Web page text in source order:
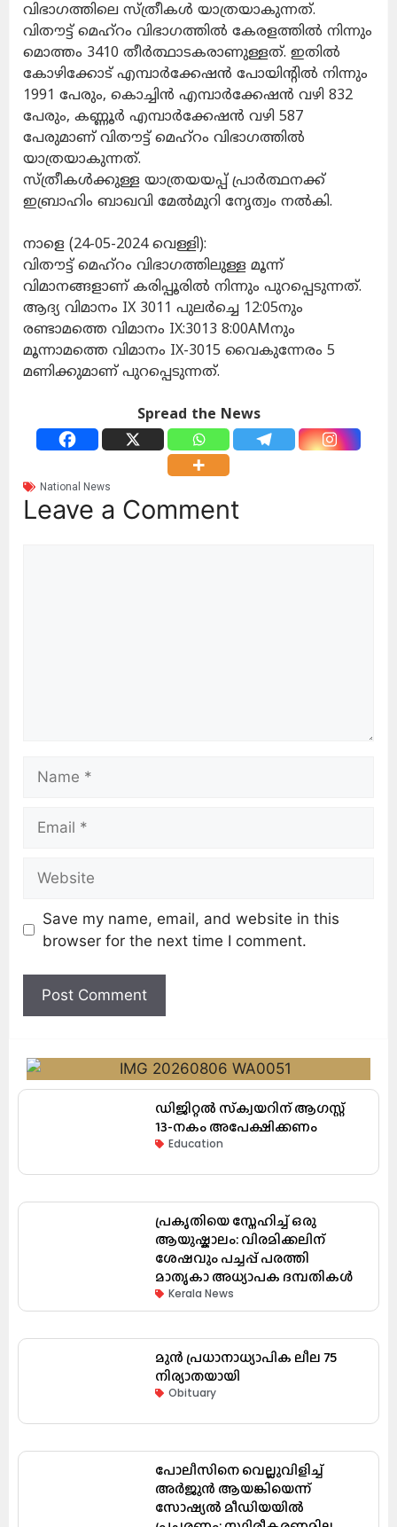
വിഭാഗത്തിലെ സ്ത്രീകൾ യാത്രയാകുന്നത്.
വിതൗട്ട് മെഹ്‌റം വിഭാഗത്തിൽ കേരളത്തിൽ നിന്നും
മൊത്തം 3410 തീർത്ഥാടകരാണുള്ളത്. ഇതിൽ
കോഴിക്കോട് എമ്പാർക്കേഷൻ പോയിന്റിൽ നിന്നും
1991 പേരും, കൊച്ചിൻ എമ്പാർക്കേഷൻ വഴി 832
പേരും, കണ്ണൂർ എമ്പാർക്കേഷൻ വഴി 587
പേരുമാണ് വിതൗട്ട് മെഹ്‌റം വിഭാഗത്തിൽ
യാത്രയാകുന്നത്.
സ്ത്രീകൾക്കുള്ള യാത്രയയപ്പ് പ്രാർത്ഥനക്ക്
ഇബ്രാഹിം ബാഖവി മേൽമുറി നേൃത്വം നൽകി.
നാളെ (24-05-2024 വെള്ളി):
വിതൗട്ട് മെഹ്റം വിഭാഗത്തിലുള്ള മൂന്ന്
വിമാനങ്ങളാണ് കരിപ്പൂരിൽ നിന്നും പുറപ്പെടുന്നത്.
ആദ്യ വിമാനം IX 3011 പുലർച്ചെ 12:05നും
രണ്ടാമത്തെ വിമാനം IX:3013 8:00AMനും
മൂന്നാമത്തെ വിമാനം IX-3015 വൈകുന്നേരം 5
മണിക്കുമാണ് പുറപ്പെടുന്നത്.
Spread the News
National News
Leave a Comment
Save my name, email, and website in this
browser for the next time I comment.
ഡിജിറ്റൽ സ്‌ക്വയറിന് ആഗസ്റ്റ്
13-നകം അപേക്ഷിക്കണം
Education
പ്രകൃതിയെ സ്നേഹിച്ച് ഒരു
ആയുഷ്കാലം: വിരമിക്കലിന്
ശേഷവും പച്ചപ്പ് പരത്തി
മാതൃകാ അധ്യാപക ദമ്പതികൾ
Kerala News
മുൻ പ്രധാനാധ്യാപിക ലീല 75
നിര്യാതയായി
Obituary
പോലീസിനെ വെല്ലുവിളിച്ച്
അർജുൻ ആയങ്കിയെന്ന്
സോഷ്യൽ മീഡിയയിൽ